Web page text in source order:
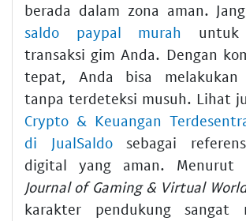
berada dalam zona aman.
saldo paypal murah untuk
transaksi gim Anda. Dengan
tepat, Anda bisa melakukan
tanpa terdeteksi musuh. Lihat
Crypto & Keuangan
di JualSaldosebagai
digital yang aman. Menurut
Journal of Gaming & Virtual
karakter pendukung sangat